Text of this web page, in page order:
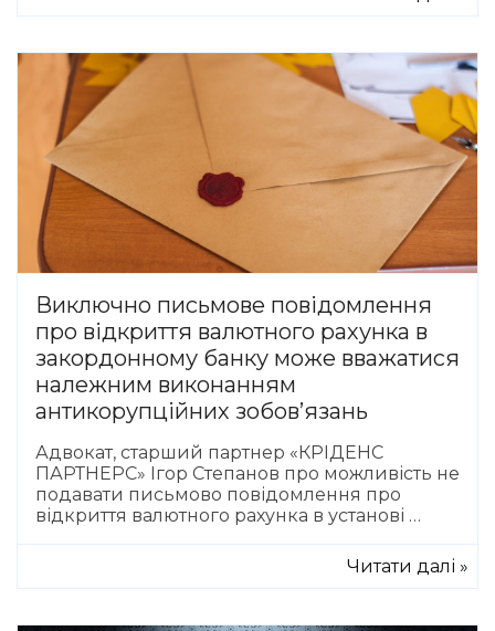
Виключно письмове повідомлення
про відкриття валютного рахунка в
закордонному банку може вважатися
належним виконанням
антикорупційних зобов’язань
Адвокат, старший партнер «КРІДЕНС
ПАРТНЕРС» Ігор Степанов про можливість не
подавати письмово повідомлення про
відкриття валютного рахунка в установі …
Читати далі »